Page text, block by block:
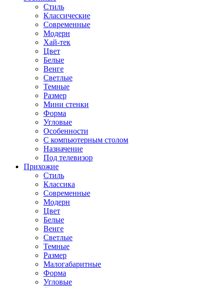
Стиль
Классические
Современные
Модерн
Хай-тек
Цвет
Белые
Венге
Светлые
Темные
Размер
Мини стенки
Форма
Угловые
Особенности
С компьютерным столом
Назначение
Под телевизор
Прихожие
Стиль
Классика
Современные
Модерн
Цвет
Белые
Венге
Светлые
Темные
Размер
Малогабаритные
Форма
Угловые